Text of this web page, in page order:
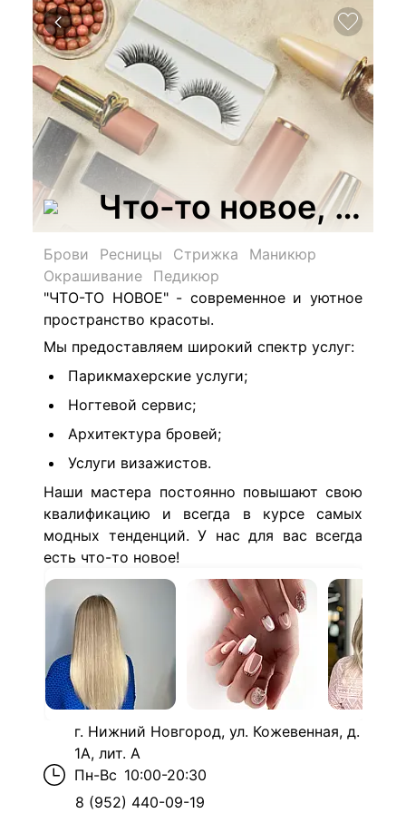
Что-то новое,
Брови Ресницы Стрижка
Маникюр
Окрашивание
Педикюр
"ЧТО-ТО НОВОЕ" - современное и уютное
пространство красоты.
Мы предоставляем широкий спектр услуг:
Парикмахерские услуги;
Ногтевой сервис;
Архитектура бровей;
Услуги визажистов.
Наши мастера постоянно повышают свою
квалификацию и всегда в курсе самых
модных тенденций. У нас для вас всегда
есть что-то новое!
г. Нижний Новгород, ул. Кожевенная, д.
1А, лит. А
Пн-Вс 10:00-20:30
8 (952) 440-09-19